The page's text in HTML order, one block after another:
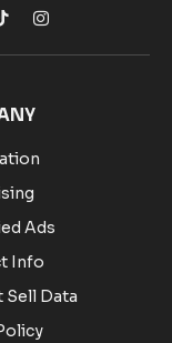
TikTokInstagram
Ads
Info
Sell Data